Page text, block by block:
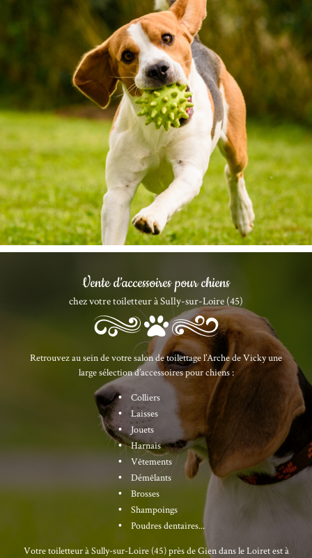
Vente d’accessoires pour chiens
chez votre toiletteur à Sully-sur-Loire (45)
Retrouvez au sein de votre salon de toilettage l’Arche de Vicky une
large sélection d’accessoires pour chiens :
Colliers
Laisses
Jouets
Harnais
Vêtements
Démêlants
Brosses
Shampoings
Poudres dentaires...
Votre toiletteur à Sully-sur-Loire (45) près de Gien dans le Loiret est à